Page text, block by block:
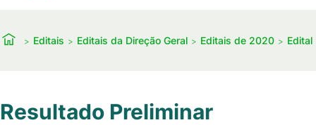
Editais Editais da Direção Geral Editais de 2020
Resultado Preliminar